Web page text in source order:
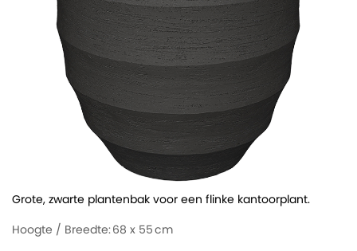
Hoogte / Breedte:68 x 55
Grote, zwarte plantenbak voor een flinke kantoorplant.